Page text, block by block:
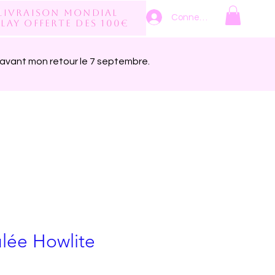
mondial
Offerte des 100€
Connexion
mon retour le 7 septembre.
Howlite